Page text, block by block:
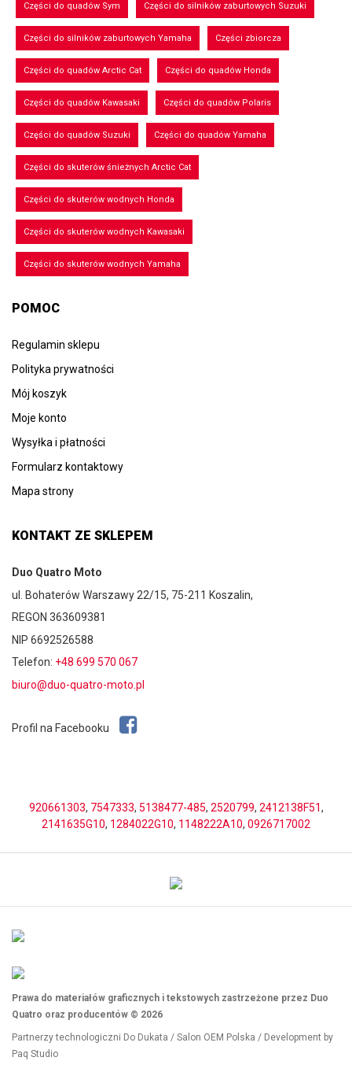
Części do quadów Sym Części do silników zaburtowych Suzuki
Części do silników zaburtowych Yamaha Części zbiorcza
Części do quadów Arctic Cat Części do quadów Honda
Części do quadów Kawasaki Części do quadów Polaris
Części do quadów Suzuki Części do quadów Yamaha
Części do skuterów śnieżnych Arctic Cat
Części do skuterów wodnych Honda
Części do skuterów wodnych Kawasaki
Części do skuterów wodnych Yamaha
POMOC
Regulamin sklepu
Polityka prywatności
Mój koszyk
Moje konto
Wysyłka i płatności
Formularz kontaktowy
Mapa strony
KONTAKT ZE SKLEPEM
Duo Quatro Moto
ul. Bohaterów Warszawy 22/15, 75-211 Koszalin,
REGON 363609381
NIP 6692526588
Telefon: +48 699 570 067
biuro@duo-quatro-moto.pl
Profil na Facebooku
920661303, 7547333, 5138477-485, 2520799, 2412138F51,
2141635G10, 1284022G10, 1148222A10, 0926717002
Prawa do materiałów graficznych i tekstowych zastrzeżone przez Duo
Quatro oraz producentów © 2026
Partnerzy technologiczni Do Dukata / Salon OEM Polska / Development by
Paq Studio